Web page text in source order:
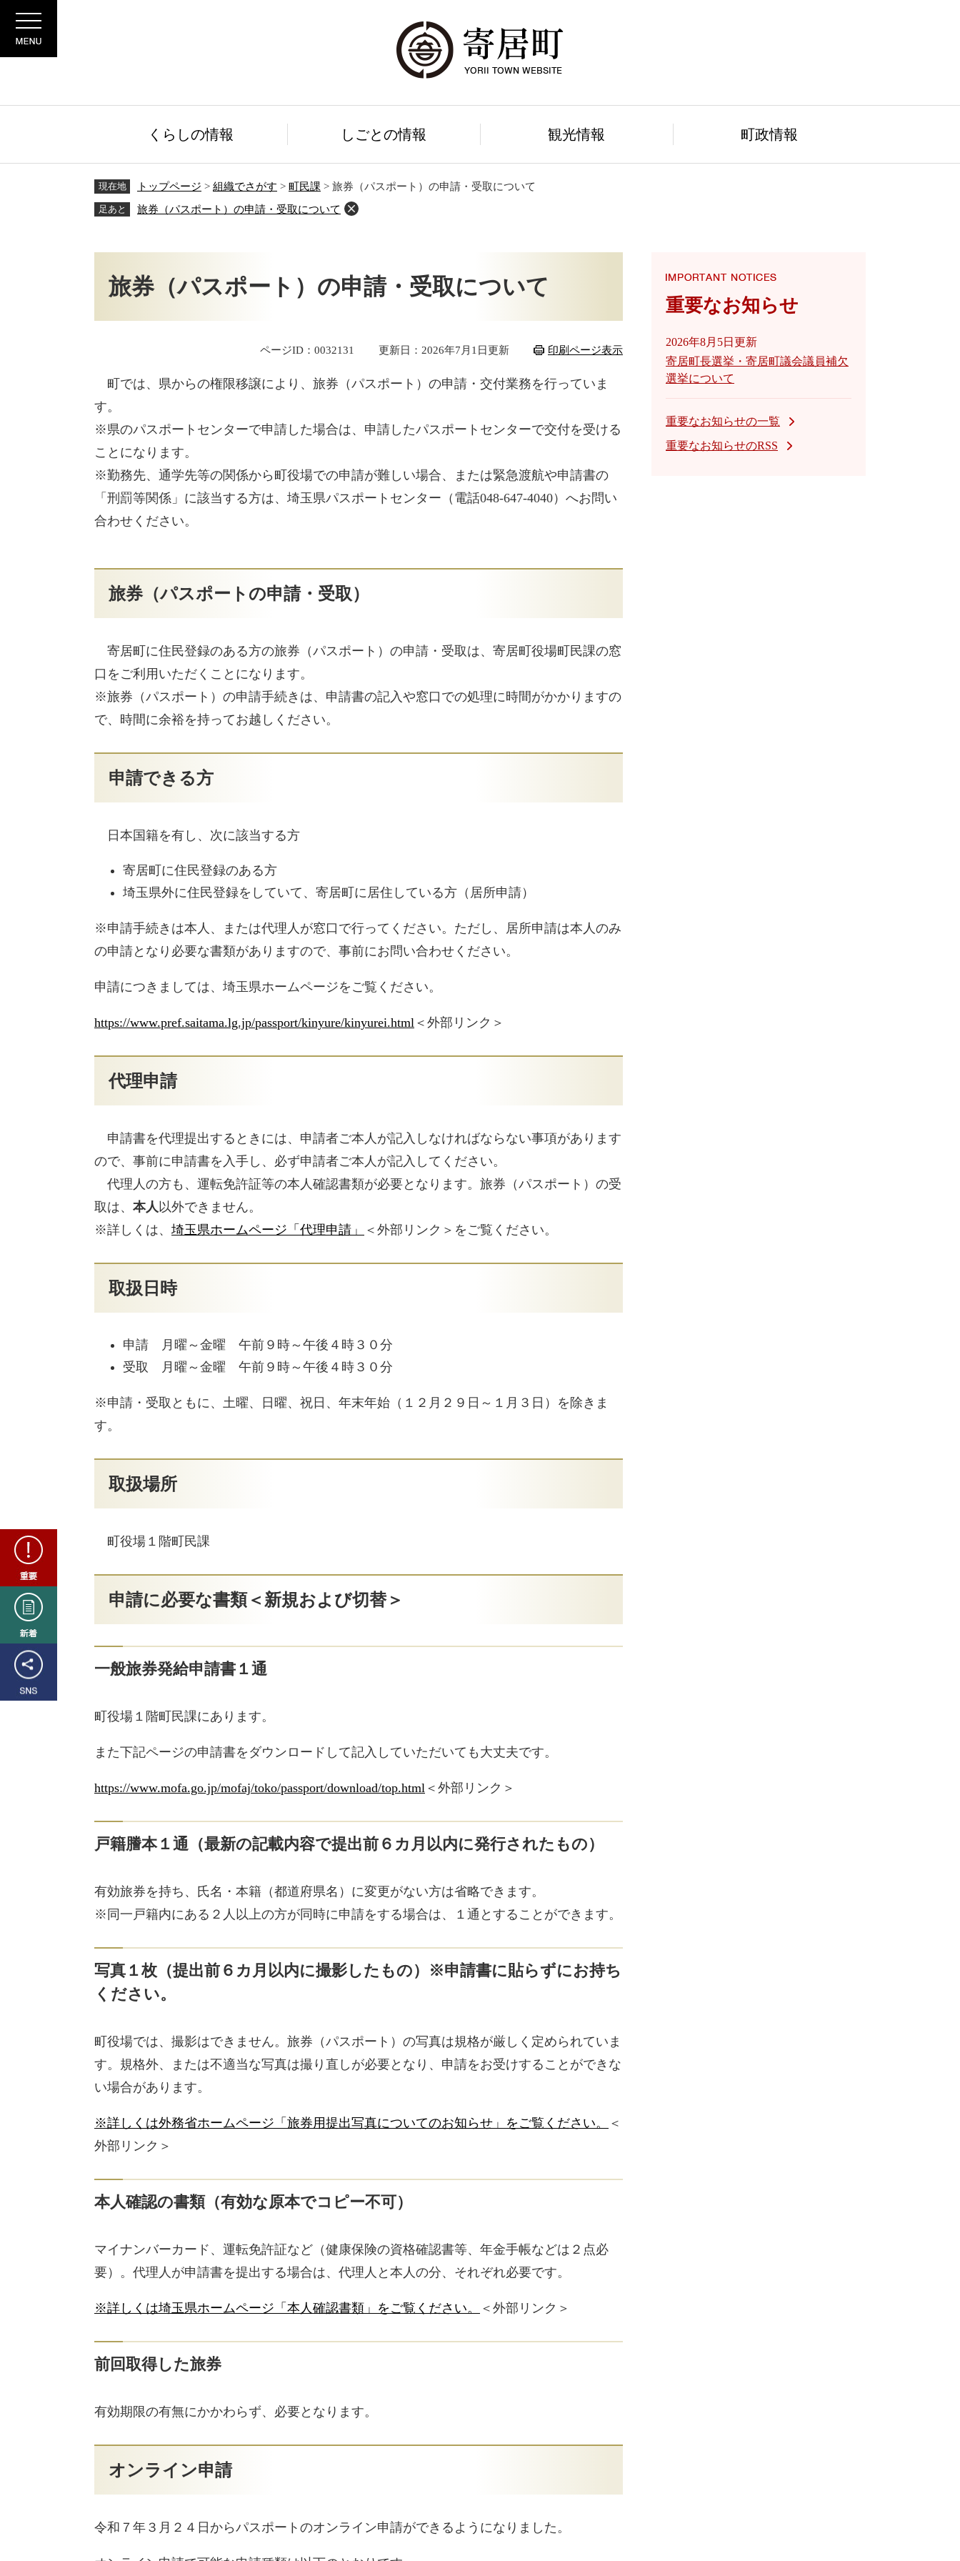
の
ー
本
SNS
くらしの情報 しごとの情報 観光情報 町政情報
現在地 トップページ > 組織でさがす > 町民課 > 旅券（パスポート）の申請・受取について
足あと 旅券（パスポート）の申請・受取について
旅券（パスポート）の申請・受取について
ページID：0032131 更新日：2026年7月1日更新 印刷ページ表示
町では、県からの権限移譲により、旅券（パスポート）の申請・交付業務を行っていま
す。
※県のパスポートセンターで申請した場合は、申請したパスポートセンターで交付を受ける
ことになります。
※勤務先、通学先等の関係から町役場での申請が難しい場合、または緊急渡航や申請書の
「刑罰等関係」に該当する方は、埼玉県パスポートセンター（電話048-647-4040）へお問い
合わせください。
旅券（パスポートの申請・受取）
寄居町に住民登録のある方の旅券（パスポート）の申請・受取は、寄居町役場町民課の窓
口をご利用いただくことになります。
※旅券（パスポート）の申請手続きは、申請書の記入や窓口での処理に時間がかかりますの
で、時間に余裕を持ってお越しください。
申請できる方
日本国籍を有し、次に該当する方
寄居町に住民登録のある方
埼玉県外に住民登録をしていて、寄居町に居住している方（居所申請）
※申請手続きは本人、または代理人が窓口で行ってください。ただし、居所申請は本人のみ
の申請となり必要な書類がありますので、事前にお問い合わせください。
申請につきましては、埼玉県ホームページをご覧ください。
https://www.pref.saitama.lg.jp/passport/kinyure/kinyurei.html ＜外部リンク＞
代理申請
申請書を代理提出するときには、申請者ご本人が記入しなければならない事項があります
ので、事前に申請書を入手し、必ず申請者ご本人が記入してください。
代理人の方も、運転免許証等の本人確認書類が必要となります。旅券（パスポート）の受
取は、 本人 以外できません。
※詳しくは、 埼玉県ホームページ「代理申請」 ＜外部リンク＞ をご覧ください。
取扱日時
申請 月曜～金曜 午前９時～午後４時３０分
受取 月曜～金曜 午前９時～午後４時３０分
※申請・受取ともに、土曜、日曜、祝日、年末年始（１２月２９日～１月３日）を除きま
す。
取扱場所
町役場１階町民課
申請に必要な書類＜新規および切替＞
一般旅券発給申請書１通
町役場１階町民課​にあります。
また下記ページの申請書をダウンロードして記入していただいても大丈夫です。
https://www.mofa.go.jp/mofaj/toko/passport/download/top.html ＜外部リンク＞
戸籍謄本１通（最新の記載内容で提出前６カ月以内に発行されたもの）
有効旅券を持ち、氏名・本籍（都道府県名）に変更がない方は省略できます。
※同一戸籍内にある２人以上の方が同時に申請をする場合は、１通とすることができます。
写真１枚 （提出前６カ月以内に撮影したもの）
※申請書に貼らずにお持ち
ください。
町役場では、撮影はできません。旅券（パスポート）の写真は規格が厳しく定められていま
す。規格外、または不適当な写真は撮り直しが必要となり、申請をお受けすることができな
い場合があります。
※詳しくは外務省ホームページ「旅券用提出写真についてのお知らせ」をご覧ください。
＜
外部リンク＞
本人確認の書類（有効な原本でコピー不可）
マイナンバーカード、運転免許証など（健康保険の資格確認書等、年金手帳などは２点必
要）。代理人が申請書を提出する場合は、代理人と本人の分、それぞれ必要です。
※詳しくは埼玉県ホームページ「本人確認書類」をご覧ください。 ＜外部リンク＞
前回取得した旅券
有効期限の有無にかかわらず、必要となります。
オンライン申請
令和７年３月２４日からパスポートのオンライン申請ができるようになりました。​
重要なお知らせ
2026年8月5日更新
寄居町長選挙・寄居町議会議員補欠
選挙について
重要なお知らせの一覧
重要なお知らせのRSS